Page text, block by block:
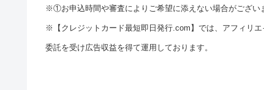
※①お申込時間や審査によりご希望に添えない場合がござい
※【クレジットカード最短即日発行.com】では、アフィリ
委託を受け広告収益を得て運用しております。